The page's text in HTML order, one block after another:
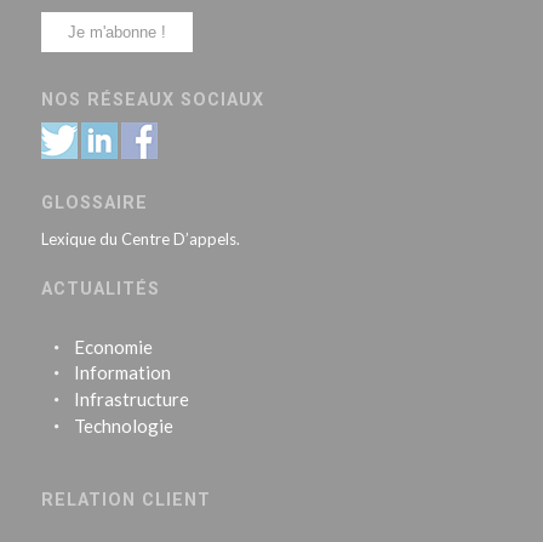
NOS RÉSEAUX SOCIAUX
GLOSSAIRE
Lexique du Centre D’appels.
ACTUALITÉS
Economie
Information
Infrastructure
Technologie
RELATION CLIENT